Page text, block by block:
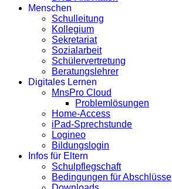
Menschen
Schulleitung
Kollegium
Sekretariat
Sozialarbeit
Schülervertretung
Beratungslehrer
Digitales Lernen
MnsPro Cloud
Problemlösungen
Home-Access
iPad-Sprechstunde
Logineo
Bildungslogin
Infos für Eltern
Schulpflegschaft
Bedingungen für Abschlüsse